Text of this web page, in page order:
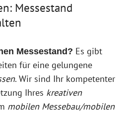
Messestand
Messestand? Es gibt
für eine gelungene
. Wir sind Ihr kompetenter
Ihres kreativen
mobilen Messebau/mobilen